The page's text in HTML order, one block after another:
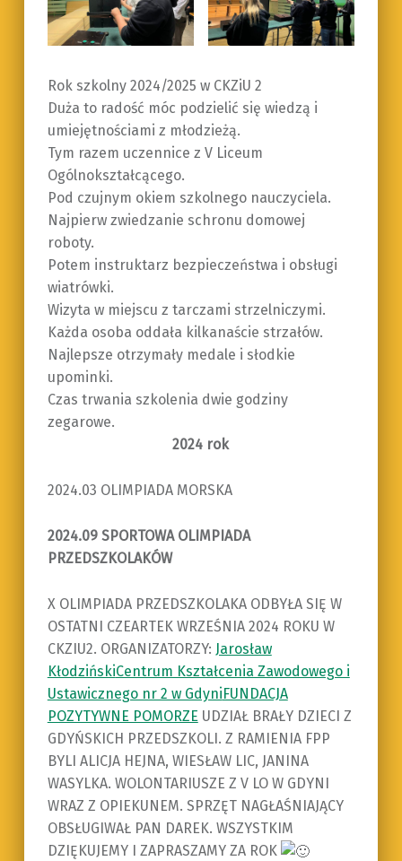
Rok szkolny 2024/2025 w CKZiU 2
Duża to radość móc podzielić się wiedzą i
umiejętnościami z młodzieżą.
Tym razem uczennice z V Liceum
Ogólnokształcącego.
Pod czujnym okiem szkolnego nauczyciela.
Najpierw zwiedzanie schronu domowej
roboty.
Potem instruktarz bezpieczeństwa i obsługi
wiatrówki.
Wizyta w miejscu z tarczami strzelniczymi.
Każda osoba oddała kilkanaście strzałów.
Najlepsze otrzymały medale i słodkie
upominki.
Czas trwania szkolenia dwie godziny
zegarowe.
2024 rok
2024.03 OLIMPIADA MORSKA
2024.09 SPORTOWA OLIMPIADA
PRZEDSZKOLAKÓW
X OLIMPIADA PRZEDSZKOLAKA ODBYŁA SIĘ W
OSTATNI CZEARTEK WRZEŚNIA 2024 ROKU W
CKZIU2. ORGANIZATORZY: Jarosław
KłodzińskiCentrum Kształcenia Zawodowego i
Ustawicznego nr 2 w GdyniFUNDACJA
POZYTYWNE POMORZEUDZIAŁ BRAŁY DZIECI Z
GDYŃSKICH PRZEDSZKOLI. Z RAMIENIA FPP
BYLI ALICJA HEJNA, WIESŁAW LIC, JANINA
WASYLKA. WOLONTARIUSZE Z V LO W GDYNI
WRAZ Z OPIEKUNEM. SPRZĘT NAGŁAŚNIAJĄCY
OBSŁUGIWAŁ PAN DAREK. WSZYSTKIM
DZIĘKUJEMY I ZAPRASZAMY ZA ROK